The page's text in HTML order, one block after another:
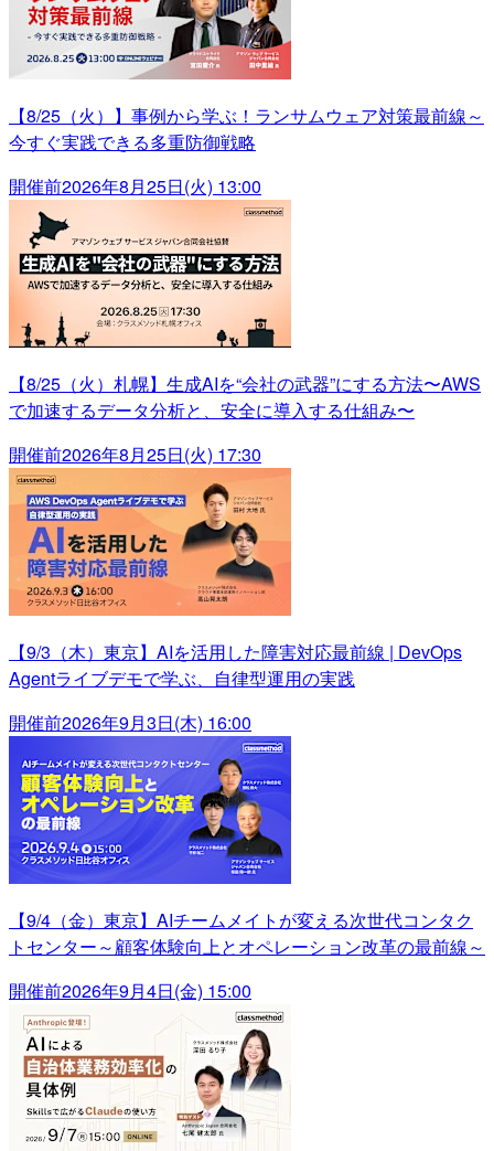
【8/25（火）】事例から学ぶ！ランサムウェア対策最前線～
今すぐ実践できる多重防御戦略
開催前2026年8月25日(火) 13:00
【8/25（火）札幌】生成AIを“会社の武器”にする方法〜AWS
で加速するデータ分析と、安全に導入する仕組み〜
開催前2026年8月25日(火) 17:30
【9/3（木）東京】AIを活用した障害対応最前線 | DevOps
Agentライブデモで学ぶ、自律型運用の実践
開催前2026年9月3日(木) 16:00
【9/4（金）東京】AIチームメイトが変える次世代コンタク
トセンター～顧客体験向上とオペレーション改革の最前線～
開催前2026年9月4日(金) 15:00